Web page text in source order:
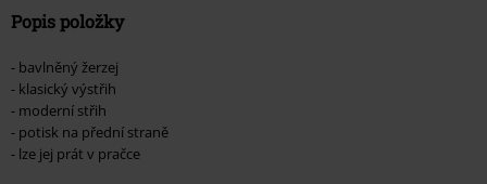
Popis položky
- bavlněný žerzej
- klasický výstřih
- moderní střih
- potisk na přední straně
- lze jej prát v pračce